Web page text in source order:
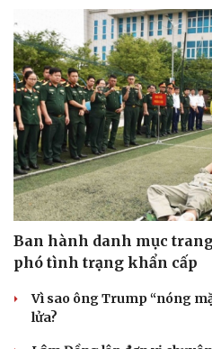
Ban hành danh mục
phó tình trạng khẩn cấp
Vì sao ông Trump “nóng
lửa?